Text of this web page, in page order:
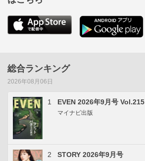
総合ランキング
2026年08月06日
1 EVEN 2026年9月号 Vol.215
マイナビ出版
2 STORY 2026年9月号